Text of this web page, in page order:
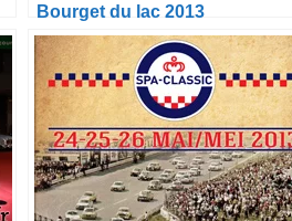
Bourget du lac 2013